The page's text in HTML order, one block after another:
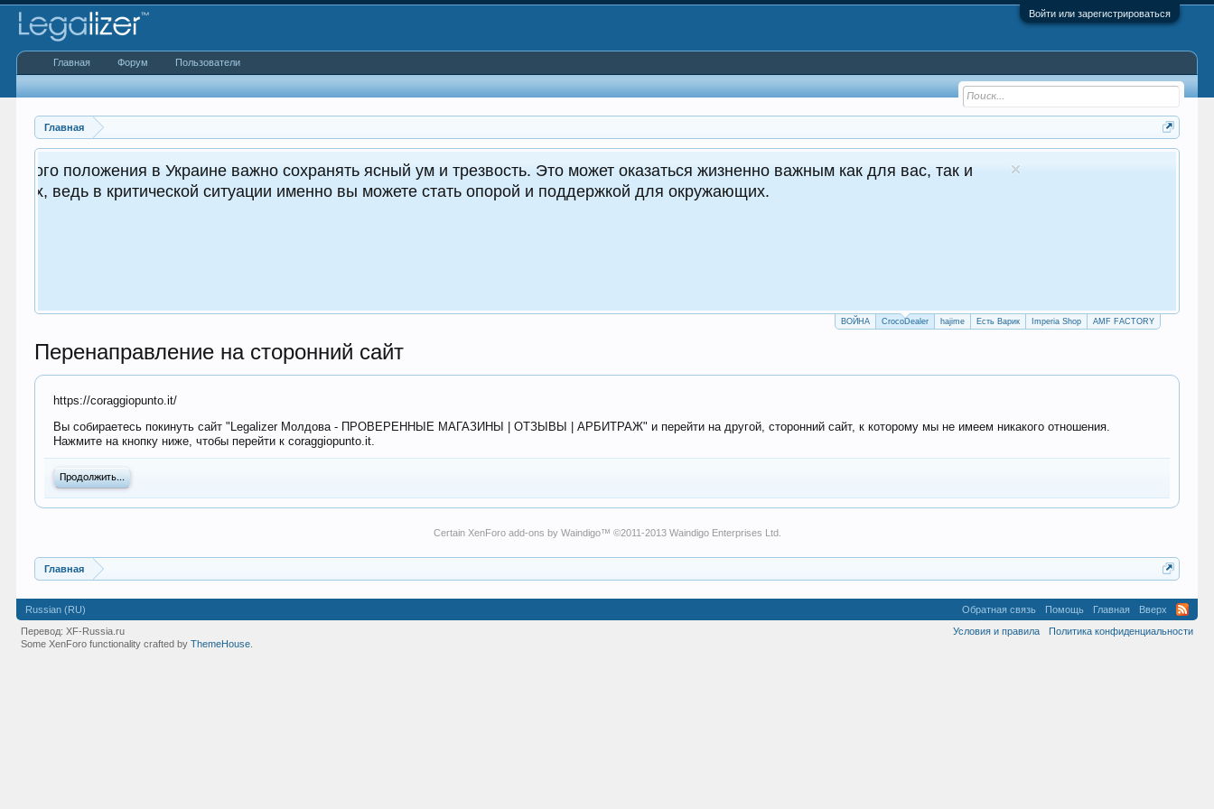
Войти или зарегистрироваться
Главная
важным как для вас, так и
CrocoDealer - №1 в Молдове Сайт авто продаж
ВОЙНА CrocoDealer hajime Есть Варик Imperia Shop AMF FACTORY
Перенаправление на сторонний сайт
https://coraggiopunto.it/
Вы собираетесь покинуть сайт "Legalizer Молдова - ПРОВЕРЕННЫЕ МАГАЗИНЫ | ОТЗЫВЫ | АРБИТРАЖ" и перейти на другой, сторонний сайт, к которому мы не имеем никакого отношения.
Нажмите на кнопку ниже, чтобы перейти к coraggiopunto.it.
Продолжить...
Certain XenForo add-ons by Waindigo™ ©2011-2013 Waindigo Enterprises Ltd.
Главная
Главная Форум Пользователи
Russian (RU) Обратная связь Помощь Главная
Вверх
Условия и правила
Политика конфиденциальности
Перевод:XF-Russia.ru
Some XenForo functionality crafted byThemeHouse